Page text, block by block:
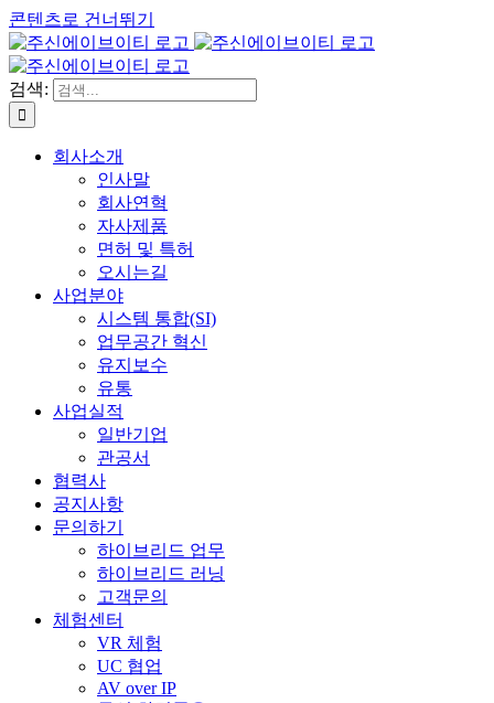
콘텐츠로 건너뛰기
검색:
회사소개
인사말
회사연혁
자사제품
면허 및 특허
오시는길
사업분야
시스템 통합(SI)
업무공간 혁신
유지보수
유통
사업실적
일반기업
관공서
협력사
공지사항
문의하기
하이브리드 업무
하이브리드 러닝
고객문의
체험센터
VR 체험
UC 협업
AV over IP